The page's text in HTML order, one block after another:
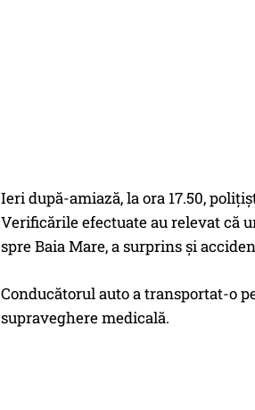
Ieri după-amiază, la ora 17.50,
Verificările efectuate au relevat că
spre Baia Mare, a surprins şi
Conducătorul auto a transportat-o
supraveghere medicală.